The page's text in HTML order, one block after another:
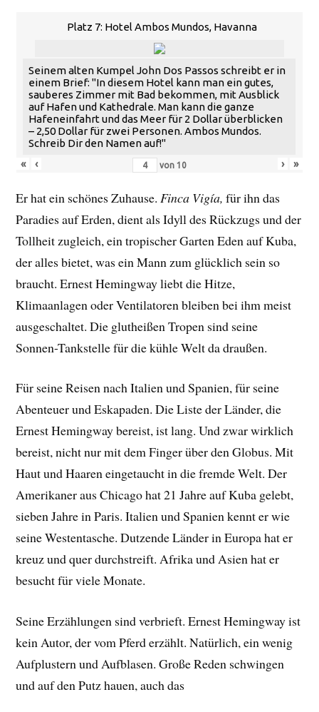
Platz 7: Hotel Ambos Mundos, Havanna
Seinem alten Kumpel John Dos Passos schreibt er in
einem Brief: "In diesem Hotel kann man ein gutes,
sauberes Zimmer mit Bad bekommen, mit Ausblick
auf Hafen und Kathedrale. Man kann die ganze
Hafeneinfahrt und das Meer für 2 Dollar überblicken
– 2,50 Dollar für zwei Personen. Ambos Mundos.
Schreib Dir den Namen auf!"
«
‹ von 10 › »
Er hat ein schönes Zuhause. Finca Vigía, für ihn das
Paradies auf Erden, dient als Idyll des Rückzugs und der
Tollheit zugleich, ein tropischer Garten Eden auf Kuba,
der alles bietet, was ein Mann zum glücklich sein so
braucht. Ernest Hemingway liebt die Hitze,
Klimaanlagen oder Ventilatoren bleiben bei ihm meist
ausgeschaltet. Die glutheißen Tropen sind seine
Sonnen-Tankstelle für die kühle Welt da draußen.
Für seine Reisen nach Italien und Spanien, für seine
Abenteuer und Eskapaden. Die Liste der Länder, die
Ernest Hemingway bereist, ist lang. Und zwar wirklich
bereist, nicht nur mit dem Finger über den Globus. Mit
Haut und Haaren eingetaucht in die fremde Welt. Der
Amerikaner aus Chicago hat 21 Jahre auf Kuba gelebt,
sieben Jahre in Paris. Italien und Spanien kennt er wie
seine Westentasche. Dutzende Länder in Europa hat er
kreuz und quer durchstreift. Afrika und Asien hat er
besucht für viele Monate.
Seine Erzählungen sind verbrieft. Ernest Hemingway ist
kein Autor, der vom Pferd erzählt. Natürlich, ein wenig
Aufplustern und Aufblasen. Große Reden schwingen
und auf den Putz hauen, auch das